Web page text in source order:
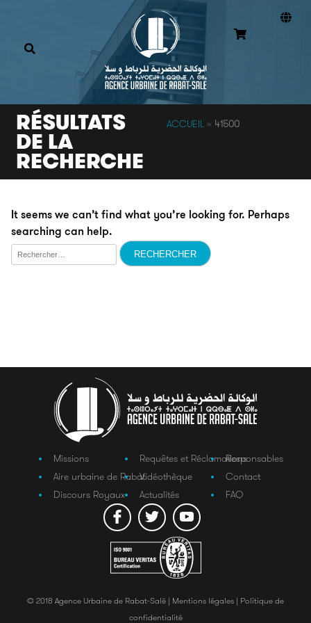
RÉSULTATS
DE LA
RECHERCHE
ACCUEIL » 41500
It seems we can’t find what you’re looking for. Perhaps
searching can help.
Rechercher :
Missions
Aire urbaine de Rabat
Discours Royaux
Requêtes et Réclamations
Vidéothèque
Actualités
Responsables
Contact
FAQ
© 2018 Agence Urbaine de Rabat-Salé | Mentions légales | Politique de
confidentialité